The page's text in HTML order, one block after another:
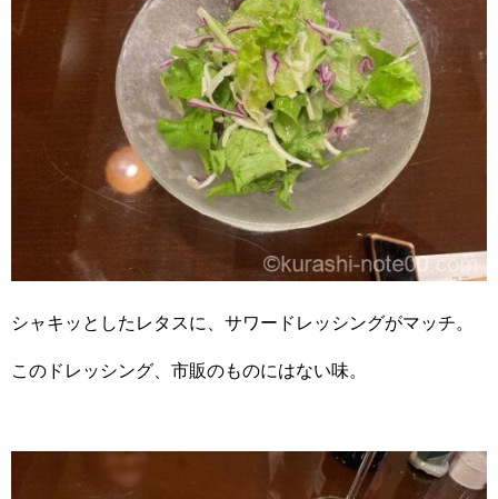
シャキッとしたレタスに、サワードレッシングがマッチ。
このドレッシング、市販のものにはない味。